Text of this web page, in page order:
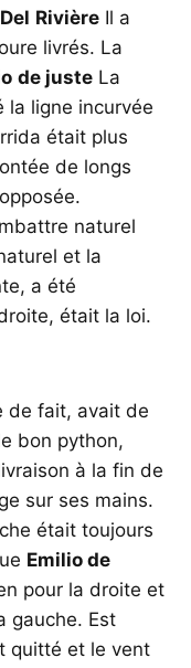
Rivière Il a
livrés. La
de juste La
la ligne incurvée
était plus
de longs
naturel
et la
a été
était la loi.
de fait, avait de
bon python,
à la fin de
sur ses mains.
était toujours
Emilio de
pour la droite et
gauche. Est
quitté et le vent